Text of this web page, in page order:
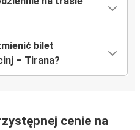
bilet
– Tirana?
cenie na